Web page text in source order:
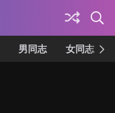
男同志 女同志